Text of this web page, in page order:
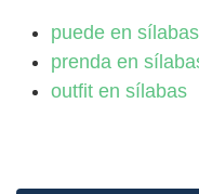
puede en sílabas
prenda en
outfit en sílabas